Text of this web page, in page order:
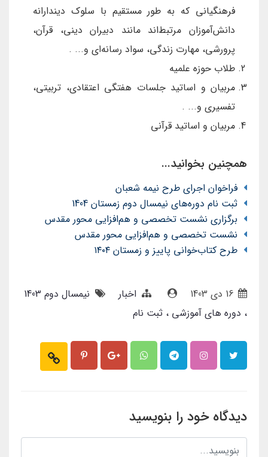
فرهنگیانی که به طور مستقیم با سلوک دیندارانه
دانش‌آموزان مرتبط‌اند مانند دبیران دینی، قرآن،
پرورشی، مهارت زندگی، سواد رسانه‌ای و... .
طلاب حوزه علمیه
مربیان و اساتید جلسات هفتگی اعتقادی، تربیتی،
تفسیری و... .
مربیان و اساتید قرآنی
همچنین بخوانید...
فراخوان اجرای طرح نیمه شعبان
ثبت نام دوره‌های نیمسال دوم زمستان 1404
برگزاری نشست تخصصی و هم‌افزایی محور مقدس
نشست تخصصی و هم‌افزایی محور مقدس
طرح کتاب‌خوانی پاییز و زمستان ۱۴۰۴
اخبار
نیمسال دوم 1403
دوره های آموزشی
ثبت نام
دیدگاه خود را بنویسید